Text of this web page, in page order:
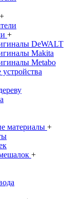
+
+
DeWALT
Makita
Metabo
материалы +
+